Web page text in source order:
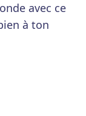
avec ce
à ton